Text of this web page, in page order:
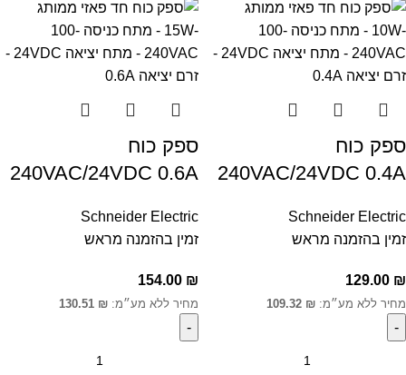
ספק כוח
240VAC/24VDC 0.4A
Schneider Electric
זמין בהזמנה מראש
129.00 ₪
מחיר ללא מע״מ: 109.32 ₪
ספק כוח
240VAC/24VDC 0.6A
Schneider Electric
זמין בהזמנה מראש
154.00 ₪
מחיר ללא מע״מ: 130.51 ₪